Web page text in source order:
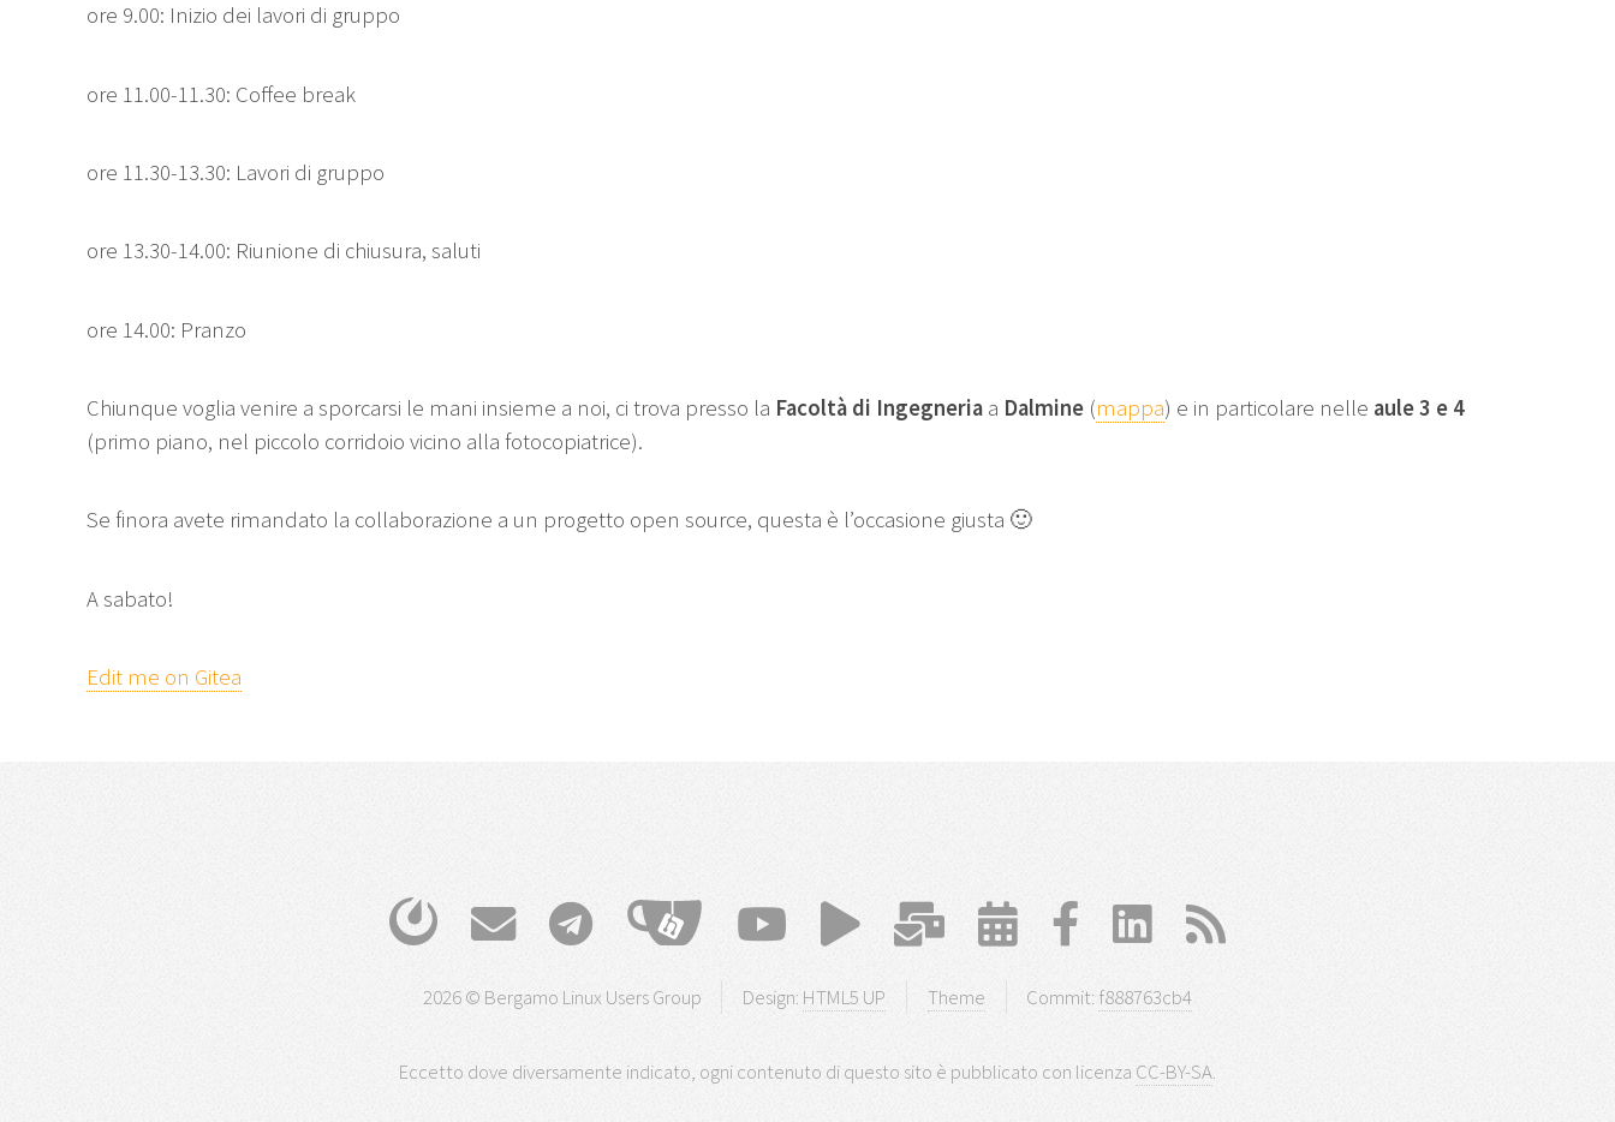
ore 9.00: Inizio dei lavori di gruppo
ore 11.00-11.30: Coffee break
ore 11.30-13.30: Lavori di gruppo
ore 13.30-14.00: Riunione di chiusura, saluti
ore 14.00: Pranzo
Chiunque voglia venire a sporcarsi le mani insieme a noi, ci trova presso la Facoltà di Ingegneria a Dalmine (mappa) e in particolare nelle aule 3 e 4
(primo piano, nel piccolo corridoio vicino alla fotocopiatrice).
Se finora avete rimandato la collaborazione a un progetto open source, questa è l’occasione giusta 🙂
A sabato!
Edit me on Gitea
2026 © Bergamo Linux Users Group Design: HTML5 UP Theme Commit: f888763cb4
Eccetto dove diversamente indicato, ogni contenuto di questo sito è pubblicato con licenza CC-BY-SA.